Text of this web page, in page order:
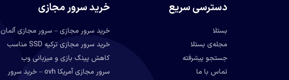
دسترسی سریع
بستلا
مجله‌ی بستلا
جستجو پیشرفته
تماس با ما
خرید سرور مجازی
خرید سرور مجازی – سرور مجازی آلمان
خرید سرور مجازی ترکیه SSD مناسب
کاهش پینگ بازی و میزبانی وب
سرور مجازی آمریکا ovh – خرید سرور